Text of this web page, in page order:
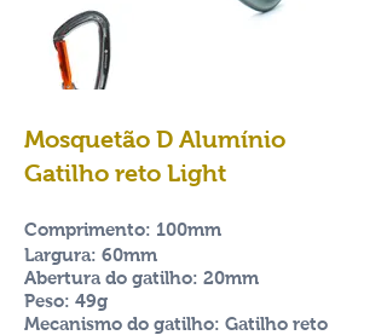
Mosquetão D Alumínio
Gatilho reto Light
Comprimento: 100mm
Largura: 60mm
Abertura do gatilho: 20mm
Peso: 49g
Mecanismo do gatilho: Gatilho reto